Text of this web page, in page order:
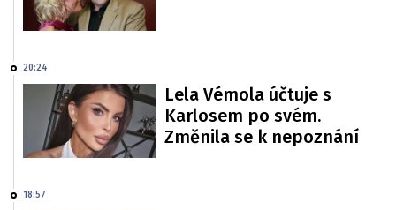
20:24
Lela Vémola účtuje s
Karlosem po svém.
Změnila se k nepoznání
18:57